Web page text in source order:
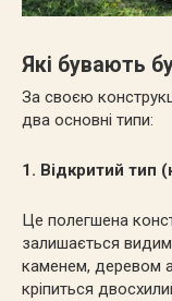
Які бувають
За своєю
два основні типи:
1. Відкритий тип
Це полегшена
залишається
каменем, деревом
кріпиться